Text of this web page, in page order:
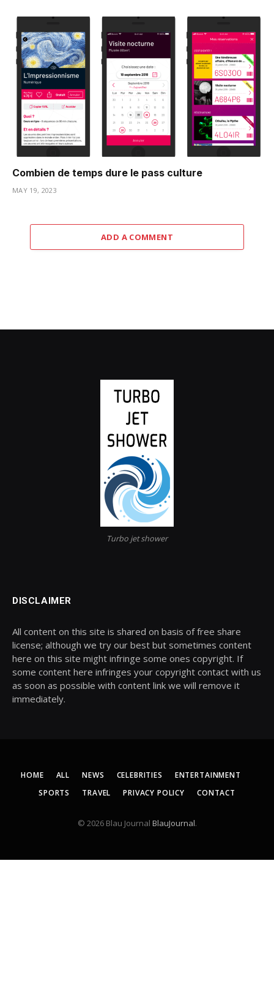
Combien de temps dure le pass culture
MAY 19, 2023
ADD A COMMENT
Turbo jet shower
DISCLAIMER
All content on this site is shared on basis of free share
license; although we try our best but sometimes content
here on this site might infringe some ones copyright. If
some content here infringes your copyright contact with us
as soon as possible with content link we will remove it
immediately.
HOME ALL NEWS CELEBRITIES
ENTERTAINMENT
SPORTS
TRAVEL PRIVACY POLICY CONTACT
© 2026 Blau Journal BlauJournal.